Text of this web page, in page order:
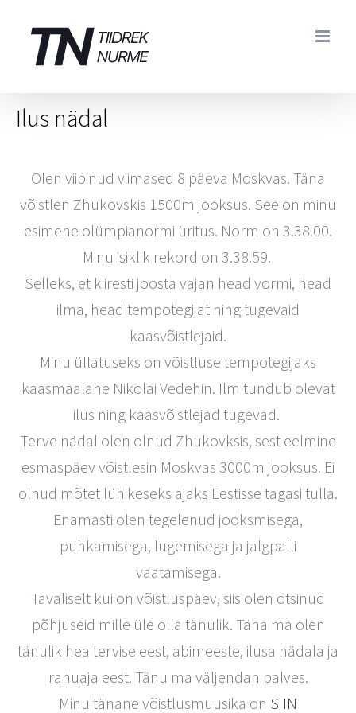
content
Ilus nädal
Olen viibinud viimased 8 päeva Moskvas. Täna
võistlen Zhukovskis 1500m jooksus. See on minu
esimene olümpianormi üritus. Norm on 3.38.00.
Minu isiklik rekord on 3.38.59.
Selleks, et kiiresti joosta vajan head vormi, head
ilma, head tempotegijat ning tugevaid
kaasvõistlejaid.
Minu üllatuseks on võistluse tempotegijaks
kaasmaalane Nikolai Vedehin. Ilm tundub olevat
ilus ning kaasvõistlejad tugevad.
Terve nädal olen olnud Zhukovksis, sest eelmine
esmaspäev võistlesin Moskvas 3000m jooksus. Ei
olnud mõtet lühikeseks ajaks Eestisse tagasi tulla.
Enamasti olen tegelenud jooksmisega,
puhkamisega, lugemisega ja jalgpalli
vaatamisega.
Tavaliselt kui on võistluspäev, siis olen otsinud
põhjuseid mille üle olla tänulik. Täna ma olen
tänulik hea tervise eest, abimeeste, ilusa nädala ja
rahuaja eest. Tänu ma väljendan palves.
Minu tänane võistlusmuusika on SIIN